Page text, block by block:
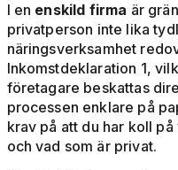
I en enskild firma är
privatperson inte lika
näringsverksamhet
Inkomstdeklaration 1,
företagare beskattas
processen enklare på
krav på att du har koll
och vad som är privat.